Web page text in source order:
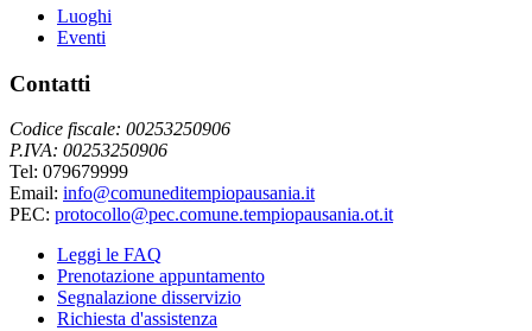
Luoghi
Eventi
Contatti
Codice fiscale: 00253250906
P.IVA: 00253250906
Tel: 079679999
Email: info@comuneditempiopausania.it
PEC: protocollo@pec.comune.tempiopausania.ot.it
Leggi le FAQ
Prenotazione appuntamento
Segnalazione disservizio
Richiesta d'assistenza